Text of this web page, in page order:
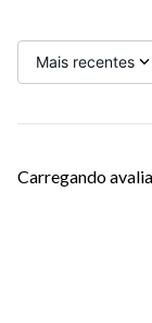
Título
Avalie o produto
Seu nome
Mais recentes
Carregando